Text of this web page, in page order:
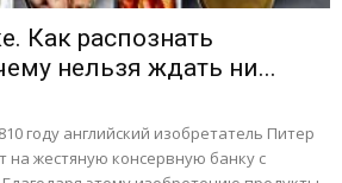
Как распознать
нельзя ждать ни...
году английский изобретатель Питер
на жестяную консервную банку с